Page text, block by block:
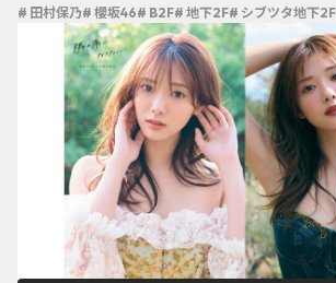
# 田村保乃# 櫻坂46# B2F# 地下2F# シブツタ地下